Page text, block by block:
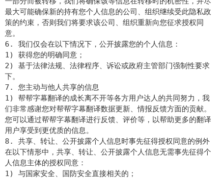
最大可能确保新的持有您个人信息的公司、组织继续受此隐私政
策的约束，否则我们将要求该公司、组织重新向您征求授权同
意。
6. 我们仅会在以下情况下，公开披露您的个人信息：
1) 获得您的明确同意；
2) 基于法律法规、法律程序、诉讼或政府主管部门强制性要求
下。
7. 您主动与他人共享的信息
1) 帮帮字幕翻译的成长离不开等各方用户达人的共同努力，我
们非常感谢您对帮帮字幕翻译数据更新、情报反馈方面的贡献。
您可以通过帮帮字幕翻译进行反馈、评价等，以帮助更多的翻译
用户享受到更优质的信息。
8. 共享、转让、公开披露个人信息时事先征得授权同意的例外
在以下情形中，共享、转让、公开披露个人信息无需事先征得个
人信息主体的授权同意：
1) 与国家安全、国防安全直接相关的；